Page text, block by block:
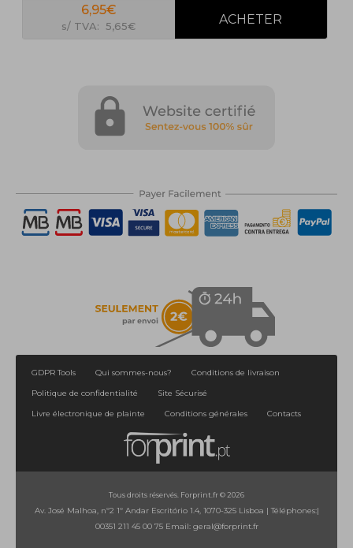
6,95€
s/ TVA: 5,65€
GDPR Tools Qui sommes-nous?
Conditions de livraison
Politique de confidentialité
Site Sécurisé
Livre électronique de plainte
Conditions générales Contacts
Tous droits réservés. Forprint.fr © 2026
Av. José Malhoa, nº2 1º Andar Escritório 1.4, 1070-325 Lisboa | Téléphones:|
00351 211 45 00 75 Email:geral@forprint.fr